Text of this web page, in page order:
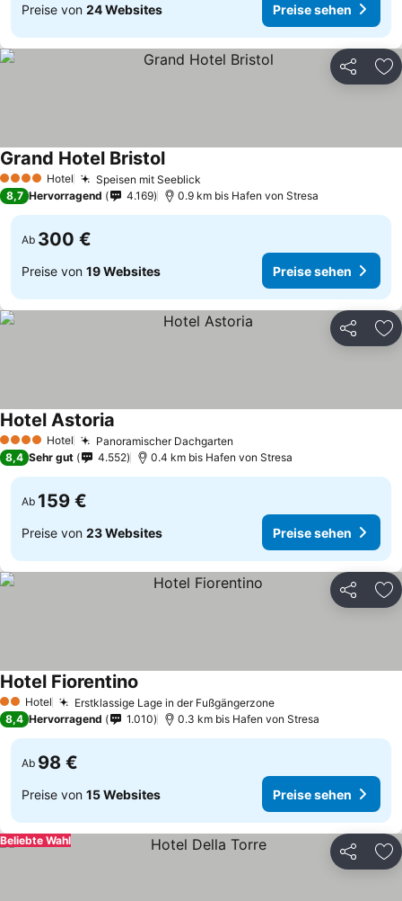
Preise von 24 Websites Preise sehen
Teilen
4 Sterne Hotel Speisen mit Seeblick
Grand Hotel Bristol
8,7 Hervorragend 4.169 0.9 km bis Hafen von Stresa
Ab 300 €
Preise von 19 Websites Preise sehen
Teilen
4 Sterne Hotel Panoramischer Dachgarten
Hotel Astoria
8,4 Sehr gut 4.552 0.4 km bis Hafen von Stresa
Ab 159 €
Preise von 23 Websites Preise sehen
Teilen
2 Sterne
Hotel Erstklassige Lage in der Fußgängerzone
Hotel Fiorentino
8,4 Hervorragend 1.010 0.3 km bis Hafen von Stresa
Ab 98 €
Preise von 15 Websites Preise sehen
Teilen
Beliebte Wahl